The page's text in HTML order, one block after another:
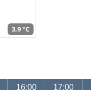
3,9 °C
16:00 17:00